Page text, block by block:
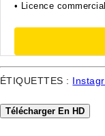
• Licence
ÉTIQUETTES :
Télécharger En HD